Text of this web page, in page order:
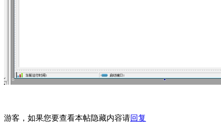
游客，如果您要查看本帖隐藏内容请回复